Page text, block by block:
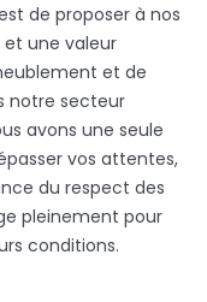
de proposer à nos
une valeur
et de
notre secteur
avons une seule
vos attentes,
du respect des
pleinement pour
conditions.